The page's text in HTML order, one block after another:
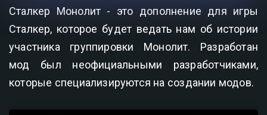
Сталкер Монолит - это дополнение для игры
Сталкер, которое будет ведать нам об истории
участника группировки Монолит. Разработан
мод был неофициальными разработчиками,
которые специализируются на создании модов.